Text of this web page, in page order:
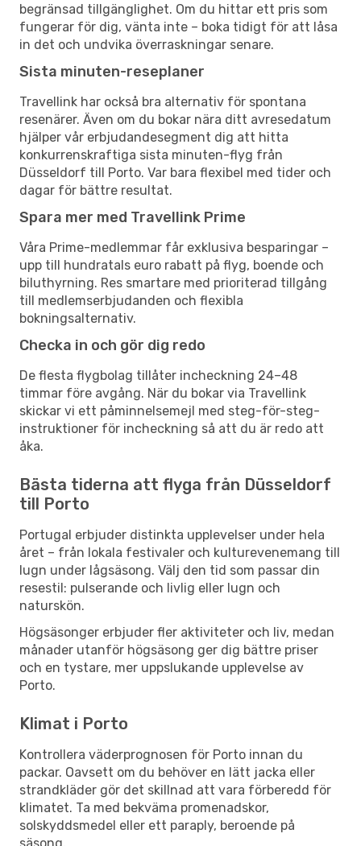
begränsad tillgänglighet. Om du hittar ett pris som
fungerar för dig, vänta inte – boka tidigt för att låsa
in det och undvika överraskningar senare.
Sista minuten-reseplaner
Travellink har också bra alternativ för spontana
resenärer. Även om du bokar nära ditt avresedatum
hjälper vår erbjudandesegment dig att hitta
konkurrenskraftiga sista minuten-flyg från
Düsseldorf till Porto. Var bara flexibel med tider och
dagar för bättre resultat.
Spara mer med Travellink Prime
Våra Prime-medlemmar får exklusiva besparingar –
upp till hundratals euro rabatt på flyg, boende och
biluthyrning. Res smartare med prioriterad tillgång
till medlemserbjudanden och flexibla
bokningsalternativ.
Checka in och gör dig redo
De flesta flygbolag tillåter incheckning 24–48
timmar före avgång. När du bokar via Travellink
skickar vi ett påminnelsemejl med steg-för-steg-
instruktioner för incheckning så att du är redo att
åka.
Bästa tiderna att flyga från Düsseldorf
till Porto
Portugal erbjuder distinkta upplevelser under hela
året – från lokala festivaler och kulturevenemang till
lugn under lågsäsong. Välj den tid som passar din
resestil: pulserande och livlig eller lugn och
naturskön.
Högsäsonger erbjuder fler aktiviteter och liv, medan
månader utanför högsäsong ger dig bättre priser
och en tystare, mer uppslukande upplevelse av
Porto.
Klimat i Porto
Kontrollera väderprognosen för Porto innan du
packar. Oavsett om du behöver en lätt jacka eller
strandkläder gör det skillnad att vara förberedd för
klimatet. Ta med bekväma promenadskor,
solskyddsmedel eller ett paraply, beroende på